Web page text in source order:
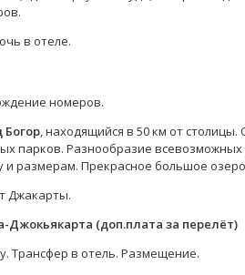
в отеле.
номеров.
Богор, находящийся в 50 км от
парков. Разнообразие
размерам. Прекрасное большое
Джакарты.
(доп.плата за перелёт)
Трансфер в отель. Размещение.